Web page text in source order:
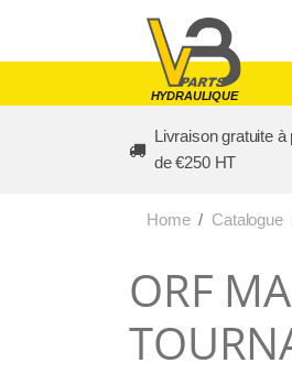
HYDRAULIQUE
Livraison gratuite à
de €250 HT
Home Catalogue
ORF